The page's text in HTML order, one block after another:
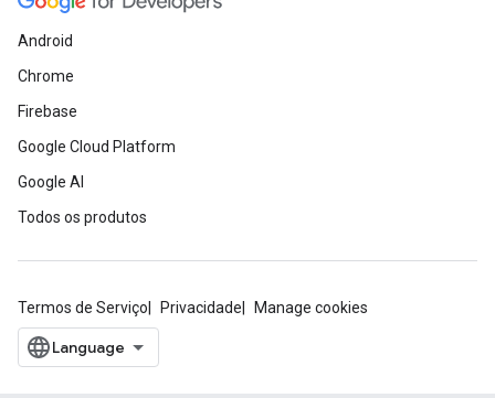
Android
Chrome
Firebase
Google Cloud Platform
Google AI
Todos os produtos
Termos de Serviço Privacidade Manage cookies